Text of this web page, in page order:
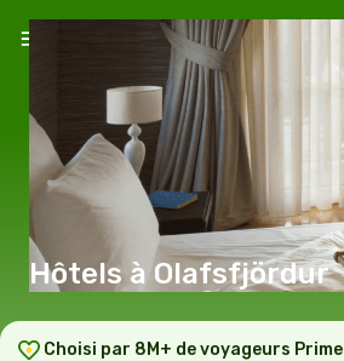
Hôtels à Olafsfjördur
Choisi par 8M+ de voyageurs Prime